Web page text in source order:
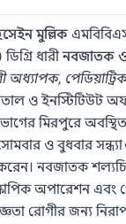
মুল্লিক
ডিগ্রি ধারীনবজাতক ও
অধ্যাপক, পেডিয়াট্রিক
ও ইনস্টিটিউট
মিরপুরে
ও বুধবার সন্ধ্যা
নবজাতক
অপারেশন এবং
রোগীর জন্য